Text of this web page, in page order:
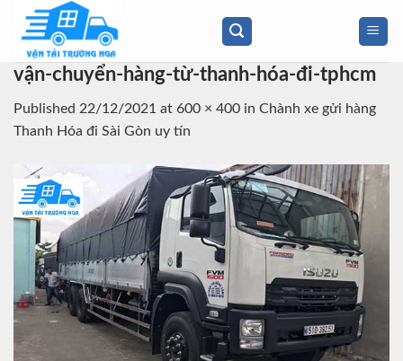
content
vận-chuyển-hàng-từ-thanh-hóa-đi-tphcm
Published 22/12/2021 at 600 × 400 in Chành xe gửi hàng
Thanh Hóa đi Sài Gòn uy tín